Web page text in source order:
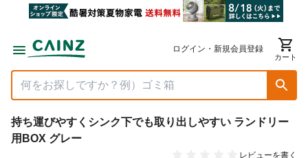
ログイン・新規会員登録
カート
持ち運びやすくシンク下でも取り出しやすい ランドリー
用BOX グレー
レビューを書く